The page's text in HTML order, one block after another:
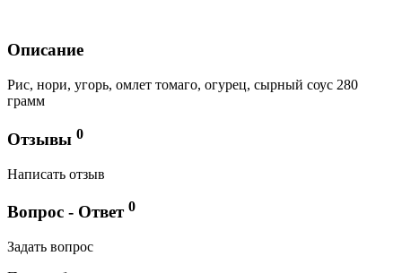
Описание
Рис, нори, угорь, омлет томаго, огурец, сырный соус 280
грамм
Отзывы 0
Написать отзыв
Вопрос - Ответ 0
Задать вопрос